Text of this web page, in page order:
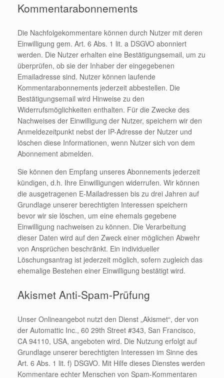
Kommentarabonnements
Die Nachfolgekommentare können durch Nutzer mit deren
Einwilligung gem. Art. 6 Abs. 1 lit. a DSGVO abonniert
werden. Die Nutzer erhalten eine Bestätigungsemail, um zu
überprüfen, ob sie der Inhaber der eingegebenen
Emailadresse sind. Nutzer können laufende
Kommentarabonnements jederzeit abbestellen. Die
Bestätigungsemail wird Hinweise zu den
Widerrufsmöglichkeiten enthalten. Für die Zwecke des
Nachweises der Einwilligung der Nutzer, speichern wir den
Anmeldezeitpunkt nebst der IP-Adresse der Nutzer und
löschen diese Informationen, wenn Nutzer sich von dem
Abonnement abmelden.
Sie können den Empfang unseres Abonnements jederzeit
kündigen, d.h. Ihre Einwilligungen widerrufen. Wir können
die ausgetragenen E-Mailadressen bis zu drei Jahren auf
Grundlage unserer berechtigten Interessen speichern
bevor wir sie löschen, um eine ehemals gegebene
Einwilligung nachweisen zu können. Die Verarbeitung
dieser Daten wird auf den Zweck einer möglichen Abwehr
von Ansprüchen beschränkt. Ein individueller
Löschungsantrag ist jederzeit möglich, sofern zugleich das
ehemalige Bestehen einer Einwilligung bestätigt wird.
Akismet Anti-Spam-Prüfung
Unser Onlineangebot nutzt den Dienst „Akismet“, der von
der Automattic Inc., 60 29th Street #343, San Francisco,
CA 94110, USA, angeboten wird. Die Nutzung erfolgt auf
Grundlage unserer berechtigten Interessen im Sinne des
Art. 6 Abs. 1 lit. f) DSGVO. Mit Hilfe dieses Dienstes werden
Kommentare echter Menschen von Spam-Kommentaren